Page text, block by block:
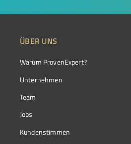
ÜBER UNS
Warum ProvenExpert?
Unternehmen
Team
Jobs
Kundenstimmen